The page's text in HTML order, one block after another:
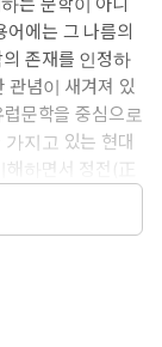
에는 그 나름의
존재를 인정하
관념이 새겨져 있
문학을 중심으로
가지고 있는 현대
하면서 정전(正
화 속에서 거듭
판되었다. 21세
명백하다. 국민